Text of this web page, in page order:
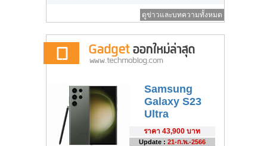
ดูข่าวและบทความทั้งหมด
Samsung
Galaxy S23
Ultra
ราคา 43,900 บาท
Update : 21-ก.พ.-2566